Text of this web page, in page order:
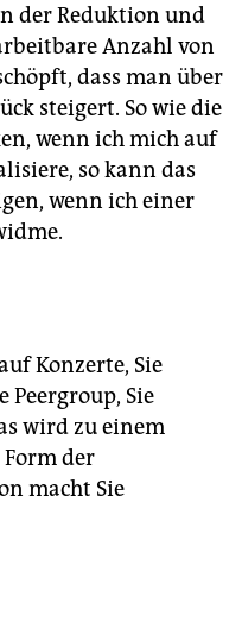
der Reduktion und
Anzahl von
dass man über
steigert. So wie die
wenn ich mich auf
so kann das
wenn ich einer
Konzerte, Sie
Peergroup, Sie
wird zu einem
Form der
macht Sie